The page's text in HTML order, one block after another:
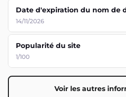
Date d'expiration du nom de
14/11/2026
Popularité du site
1/100
Voir les autres